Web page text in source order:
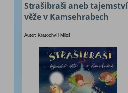
Strašibraši aneb tajemství
věže v Kamsehrabech
Autor: Kratochvíl Miloš